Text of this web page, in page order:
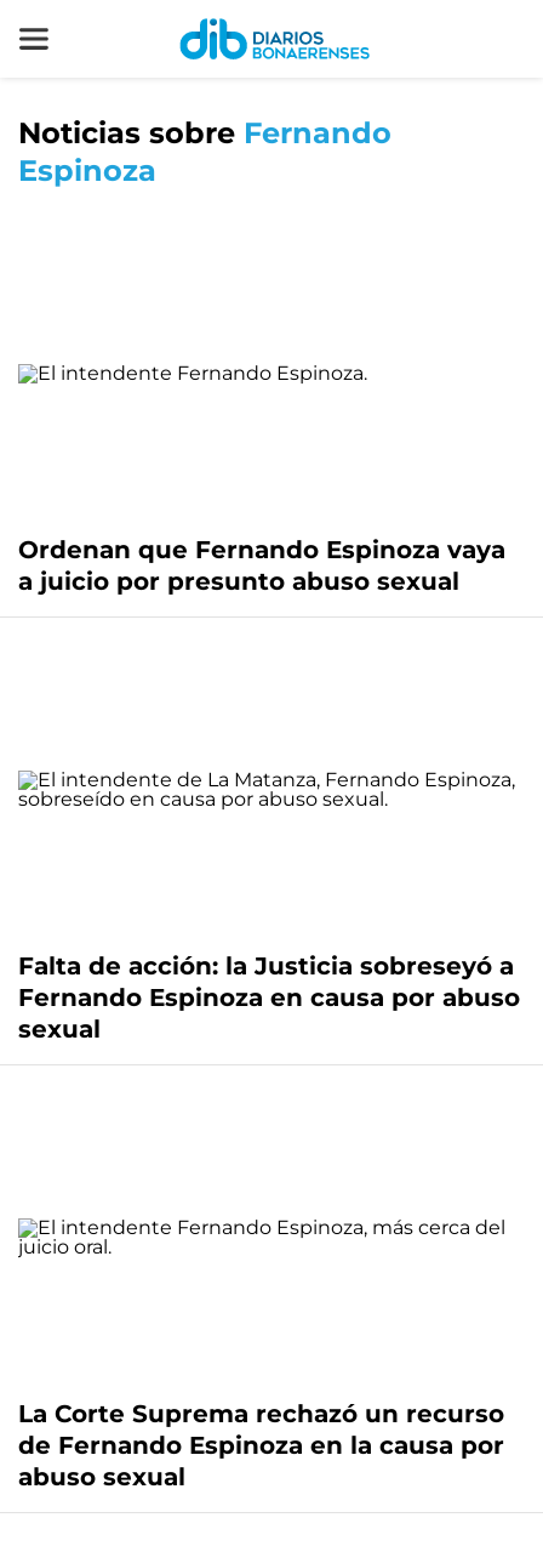
Noticias sobre Fernando
Espinoza
Ordenan que Fernando Espinoza vaya
a juicio por presunto abuso sexual
Falta de acción: la Justicia sobreseyó a
Fernando Espinoza en causa por abuso
sexual
La Corte Suprema rechazó un recurso
de Fernando Espinoza en la causa por
abuso sexual